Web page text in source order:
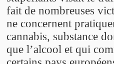
fait de nombreuses
ne concernent
cannabis, substance
que l’alcool et qui